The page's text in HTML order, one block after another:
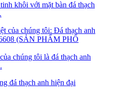
khôi với mặt bàn đá thạch
chúng tôi là đá thạch anh